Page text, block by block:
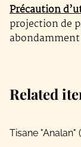
Précaution
projection de
abondamment
Related
Tisane "Analan"